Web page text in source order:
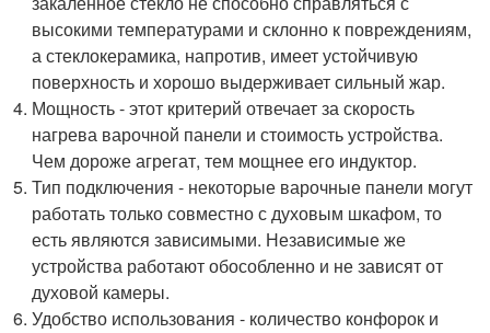
высокими температурами и склонно к повреждениям,
а стеклокерамика, напротив, имеет устойчивую
поверхность и хорошо выдерживает сильный жар.
Мощность - этот критерий отвечает за скорость
нагрева варочной панели и стоимость устройства.
Чем дороже агрегат, тем мощнее его индуктор.
Тип подключения - некоторые варочные панели могут
работать только совместно с духовым шкафом, то
есть являются зависимыми. Независимые же
устройства работают обособленно и не зависят от
духовой камеры.
Удобство использования - количество конфорок и